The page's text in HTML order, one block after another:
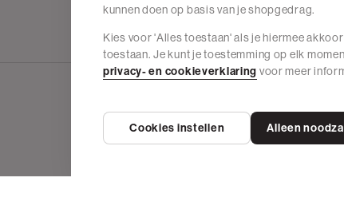
Wij zijn The Sting
kunnen doen op basis van je shopgedrag.
Kies voor 'Alles toestaan' als je hiermee
toestaan. Je kunt je toestemming op elk
privacy- en cookieverklaring voor meer
Alleen
Cookies instellen